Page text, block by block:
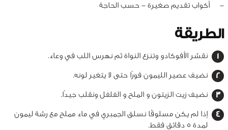
‏-
أكواب تقديم صغيرة - حسب الحاجة
الطريقة
نقشر الأفوكادو وتنزع النواة ثم نهرس اللب في وعاء.
نضيف عصير الليمون فورًا حتى لا يتغير لونه.
نضيف زيت الزيتون و الملح و الفلفل ونقلب جيدًا.
إذا لم يكن مسلوقًا نسلق الجمبري في ماء مملح مع رشة ليمون
لمدة 5 دقائق فقط.